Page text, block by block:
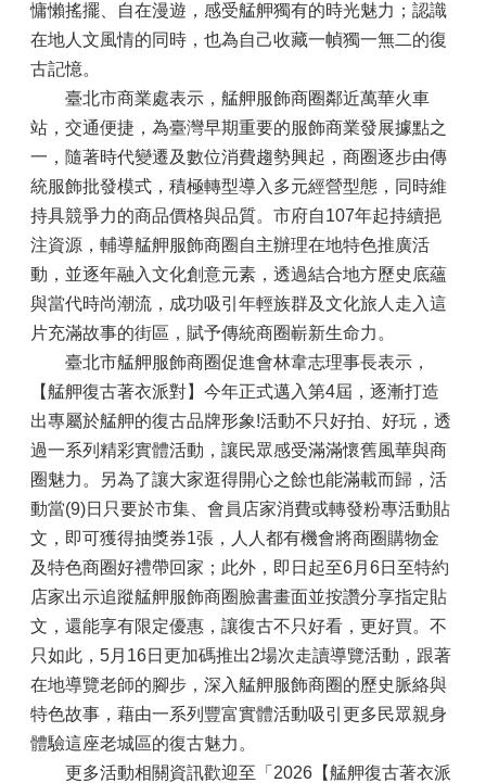
慵懶搖擺、自在漫遊，感受艋舺獨有的時光魅力；認識
在地人文風情的同時，也為自己收藏一幀獨一無二的復
古記憶。
臺北市商業處表示，艋舺服飾商圈鄰近萬華火車
站，交通便捷，為臺灣早期重要的服飾商業發展據點之
一，隨著時代變遷及數位消費趨勢興起，商圈逐步由傳
統服飾批發模式，積極轉型導入多元經營型態，同時維
持具競爭力的商品價格與品質。市府自107年起持續挹
注資源，輔導艋舺服飾商圈自主辦理在地特色推廣活
動，並逐年融入文化創意元素，透過結合地方歷史底蘊
與當代時尚潮流，成功吸引年輕族群及文化旅人走入這
片充滿故事的街區，賦予傳統商圈嶄新生命力。
臺北市艋舺服飾商圈促進會林韋志理事長表示，
【艋舺復古著衣派對】今年正式邁入第4屆，逐漸打造
出專屬於艋舺的復古品牌形象!活動不只好拍、好玩，透
過一系列精彩實體活動，讓民眾感受滿滿懷舊風華與商
圈魅力。另為了讓大家逛得開心之餘也能滿載而歸，活
動當(9)日只要於市集、會員店家消費或轉發粉專活動貼
文，即可獲得抽獎券1張，人人都有機會將商圈購物金
及特色商圈好禮帶回家；此外，即日起至6月6日至特約
店家出示追蹤艋舺服飾商圈臉書畫面並按讚分享指定貼
文，還能享有限定優惠，讓復古不只好看，更好買。不
只如此，5月16日更加碼推出2場次走讀導覽活動，跟著
在地導覽老師的腳步，深入艋舺服飾商圈的歷史脈絡與
特色故事，藉由一系列豐富實體活動吸引更多民眾親身
體驗這座老城區的復古魅力。
更多活動相關資訊歡迎至「2026【艋舺復古著衣派